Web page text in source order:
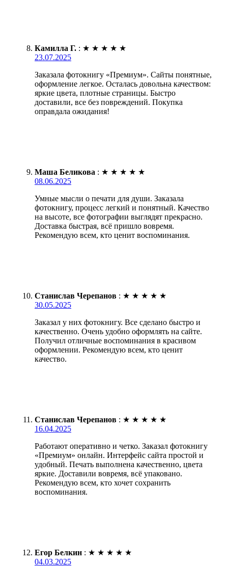
Камилла Г. : ★ ★ ★ ★ ★
23.07.2025
Заказала фотокнигу «Премиум». Сайты понятные,
оформление легкое. Осталась довольна качеством:
яркие цвета, плотные страницы. Быстро
доставили, все без повреждений. Покупка
оправдала ожидания!
Маша Беликова : ★ ★ ★ ★ ★
08.06.2025
Умные мысли о печати для души. Заказала
фотокнигу, процесс легкий и понятный. Качество
на высоте, все фотографии выглядят прекрасно.
Доставка быстрая, всё пришло вовремя.
Рекомендую всем, кто ценит воспоминания.
Станислав Черепанов : ★ ★ ★ ★ ★
30.05.2025
Заказал у них фотокнигу. Все сделано быстро и
качественно. Очень удобно оформлять на сайте.
Получил отличные воспоминания в красивом
оформлении. Рекомендую всем, кто ценит
качество.
Станислав Черепанов : ★ ★ ★ ★ ★
16.04.2025
Работают оперативно и четко. Заказал фотокнигу
«Премиум» онлайн. Интерфейс сайта простой и
удобный. Печать выполнена качественно, цвета
яркие. Доставили вовремя, всё упаковано.
Рекомендую всем, кто хочет сохранить
воспоминания.
Егор Белкин : ★ ★ ★ ★ ★
04.03.2025